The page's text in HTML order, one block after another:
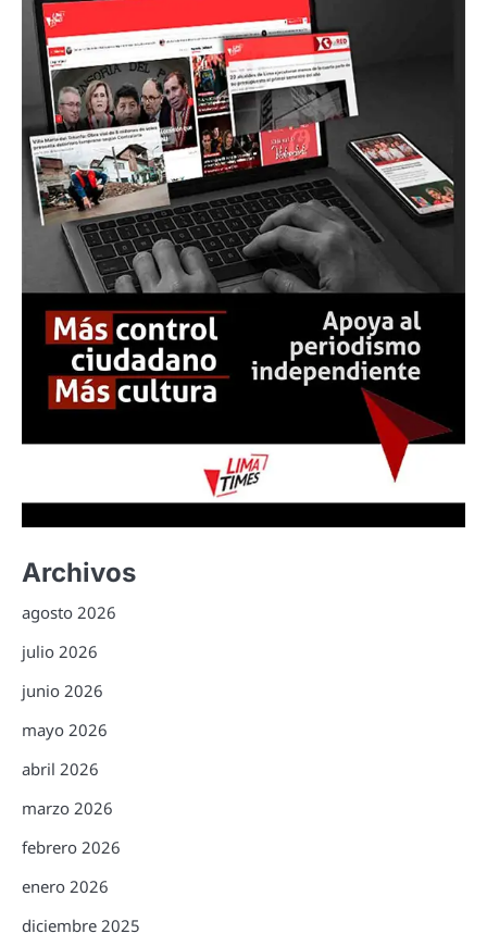
Archivos
agosto 2026
julio 2026
junio 2026
mayo 2026
abril 2026
marzo 2026
febrero 2026
enero 2026
diciembre 2025